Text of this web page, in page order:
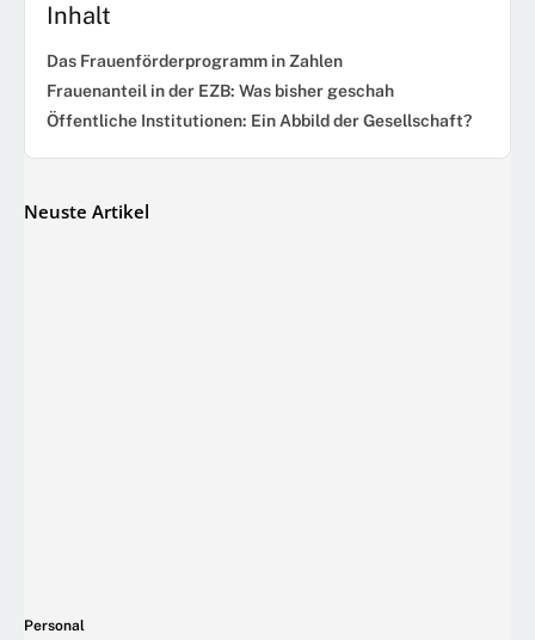
Inhalt
Das Frauenförderprogramm in Zahlen
Frauenanteil in der EZB: Was bisher geschah
Öffentliche Institutionen: Ein Abbild der Gesellschaft?
Neuste Artikel
Personal